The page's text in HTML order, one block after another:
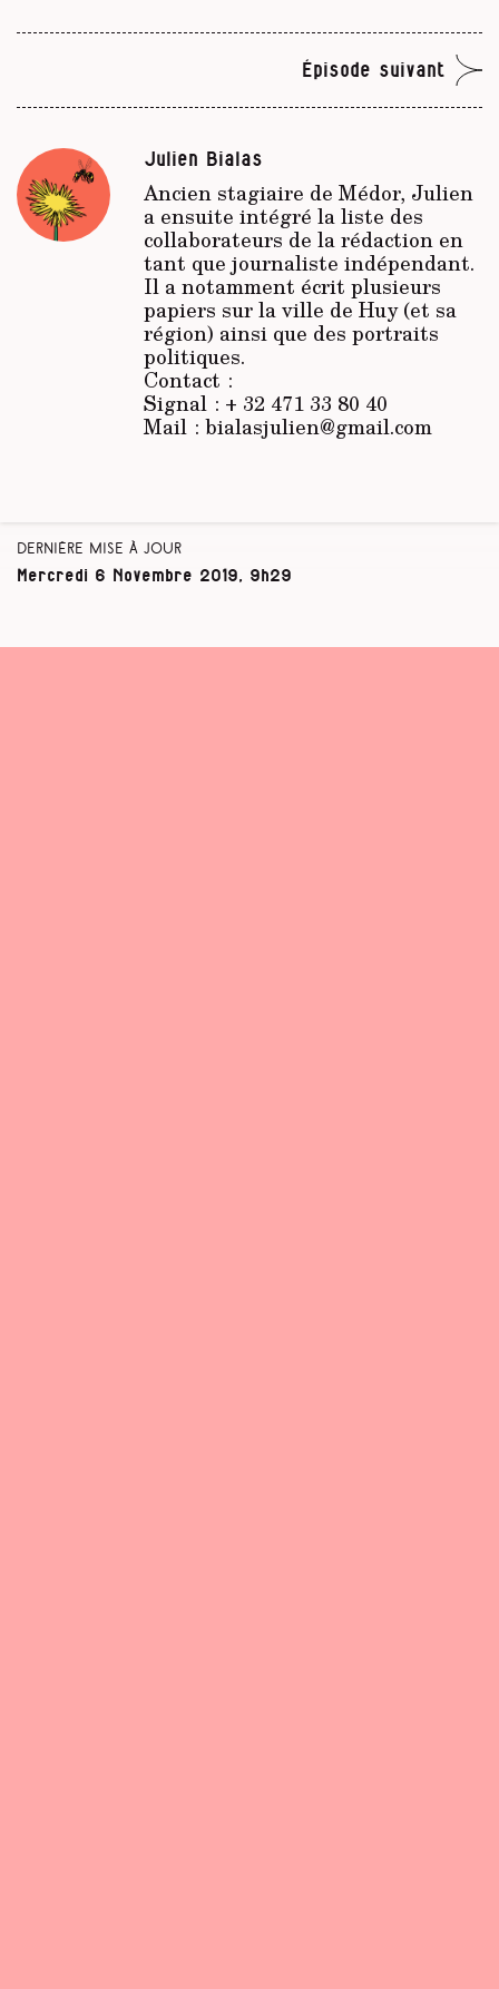
Épisode suivant
Julien Bialas
Ancien stagiaire de Médor, Julien
a ensuite intégré la liste des
collaborateurs de la rédaction en
tant que journaliste indépendant.
Il a notamment écrit plusieurs
papiers sur la ville de Huy (et sa
région) ainsi que des portraits
politiques.
Contact :
Signal : + 32 471 33 80 40
Mail : bialasjulien@gmail.com
Dernière mise à jour
Mercredi 6 Novembre 2019, 9h29